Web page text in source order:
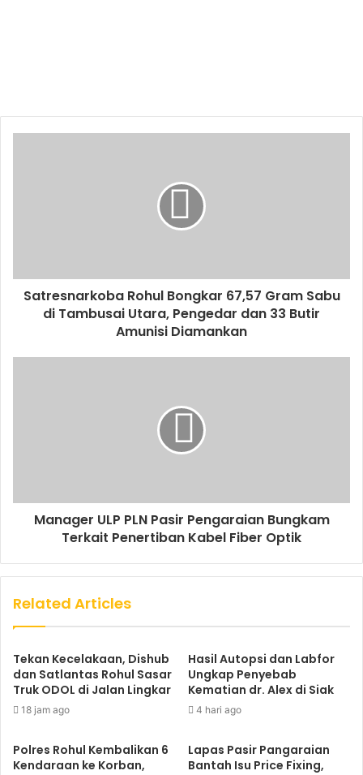
Satresnarkoba Rohul Bongkar 67,57 Gram Sabu
di Tambusai Utara, Pengedar dan 33 Butir
Amunisi Diamankan
Manager ULP PLN Pasir Pengaraian Bungkam
Terkait Penertiban Kabel Fiber Optik
Related Articles
Tekan Kecelakaan, Dishub
dan Satlantas Rohul Sasar
Truk ODOL di Jalan Lingkar
18 jam ago
Hasil Autopsi dan Labfor
Ungkap Penyebab
Kematian dr. Alex di Siak
4 hari ago
Polres Rohul Kembalikan 6
Kendaraan ke Korban,
Lapas Pasir Pangaraian
Bantah Isu Price Fixing,